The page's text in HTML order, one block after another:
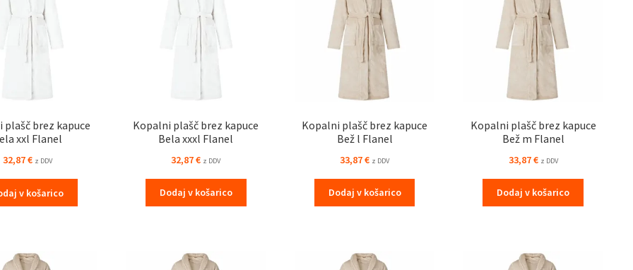
plašč brez kapuce
xxl Flanel
32,87€ z DDV
v košarico
Kopalni plašč brez kapuce
Bela xxxl Flanel
32,87€ z DDV
Dodaj v košarico
Kopalni plašč brez kapuce
Bež l Flanel
33,87€ z DDV
Dodaj v košarico
Kopalni plašč brez kapuce
Bež m Flanel
33,87€ z DDV
Dodaj v košarico